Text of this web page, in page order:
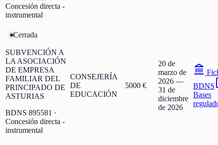
Concesión directa -
instrumental
Cerrada
SUBVENCIÓN A
LA ASOCIACIÓN
DE EMPRESA
FAMILIAR DEL
PRINCIPADO DE
ASTURIAS
BDNS 895581 ·
Concesión directa -
instrumental
CONSEJERÍA
DE
EDUCACIÓN
5000 €
20 de
marzo de
2026 —
31 de
diciembre
de 2026
BDNS
Bases